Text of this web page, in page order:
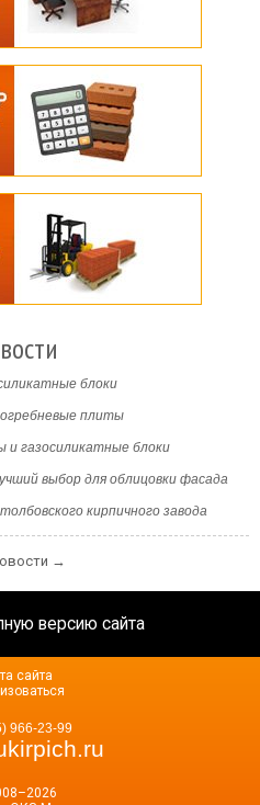
блоки
плиты
и газосиликатные блоки
выбор для облицовки фасада
кирпичного завода
→
версию сайта
966-23-99
сайта